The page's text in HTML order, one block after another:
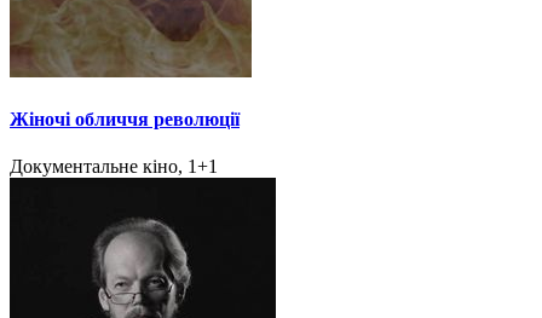
Жіночі обличчя революції
Документальне кіно, 1+1